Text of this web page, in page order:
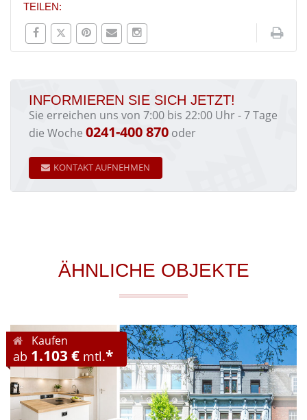
TEILEN:
INFORMIEREN SIE SICH JETZT!
Sie erreichen uns von 7:00 bis 22:00 Uhr - 7 Tage
die Woche 0241-400 870 oder
KONTAKT AUFNEHMEN
ÄHNLICHE OBJEKTE
Kaufen
ab 1.103 € mtl.*